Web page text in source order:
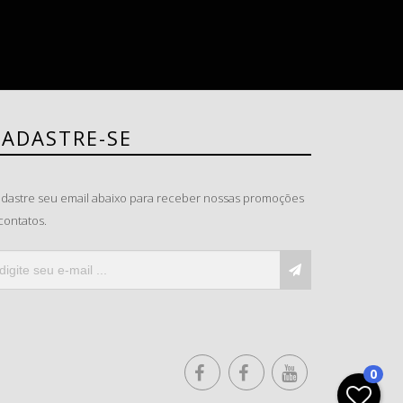
SE
seu email abaixo para receber nossas promoções
0